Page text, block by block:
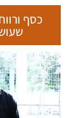
כסף
שעושים 93%